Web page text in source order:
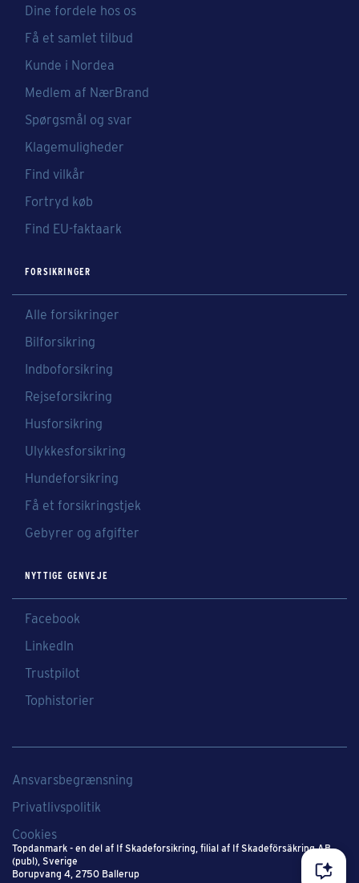
Dine fordele hos os
Få et samlet tilbud
Kunde i Nordea
Medlem af NærBrand
Spørgsmål og svar
Klagemuligheder
Find vilkår
Fortryd køb
Find EU-faktaark
FORSIKRINGER
Alle forsikringer
Bilforsikring
Indboforsikring
Rejseforsikring
Husforsikring
Ulykkesforsikring
Hundeforsikring
Få et forsikringstjek
Gebyrer og afgifter
NYTTIGE GENVEJE
Facebook
LinkedIn
Trustpilot
Tophistorier
Topdanmark - en del af If Skadeforsikring​, filial af If Skadeförsäkring AB
(publ), Sverige​
Borupvang 4, 2750 Ballerup
Ansvarsbegrænsning
Privatlivspolitik
Cookies